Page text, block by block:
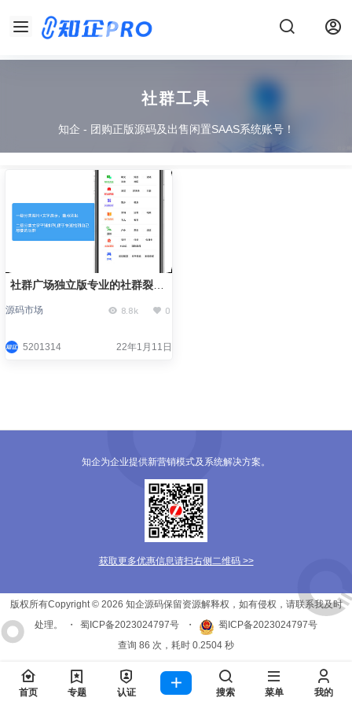
社群工具
知企 - 团购正版源码及出售闲置SAAS系统账号！
社群广场独立版专业的社群裂变
采集支持独立商城
源码市场 8.8k 0
5201314 22年1月11日
知企为企业提供新营销模式及系统解决方案。
获取更多优惠信息请扫右侧二维码 >>
版权所有Copyright © 2026 知企源码保留资源解释权，如有侵权，请联系我及时
处理。
・ 蜀ICP备2023024797号 ・
蜀ICP备2023024797号
查询 86 次，耗时 0.2504 秒
首页 专题 认证 搜索 菜单 我的